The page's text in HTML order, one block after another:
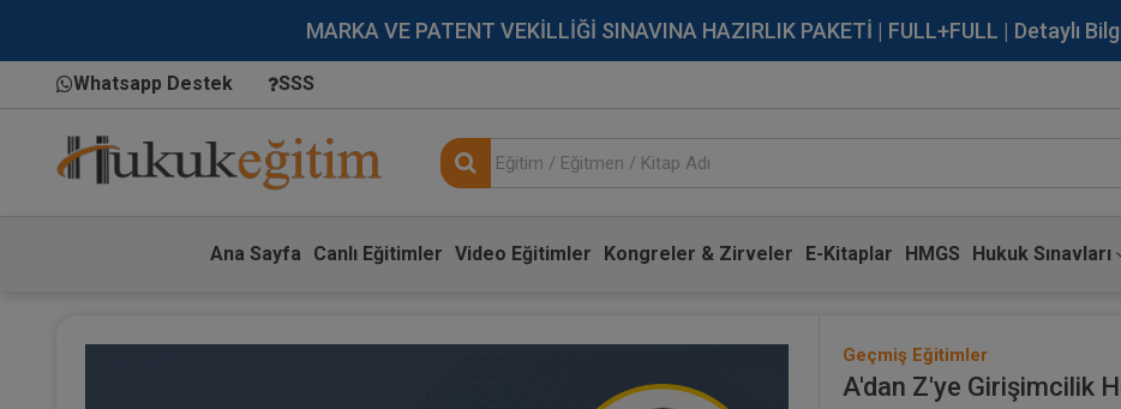
MARKA VE PATENT VEKİLLİĞİ SINAVINA HAZIRLIK PAKETİ | FULL+FULL | Detaylı
Whatsapp Destek SSS
Ana Sayfa Canlı Eğitimler Video Eğitimler Kongreler & Zirveler E-Kitaplar HMGS Hukuk Sınavları
Geçmiş Eğitimler
A'dan Z'ye Girişimcilik